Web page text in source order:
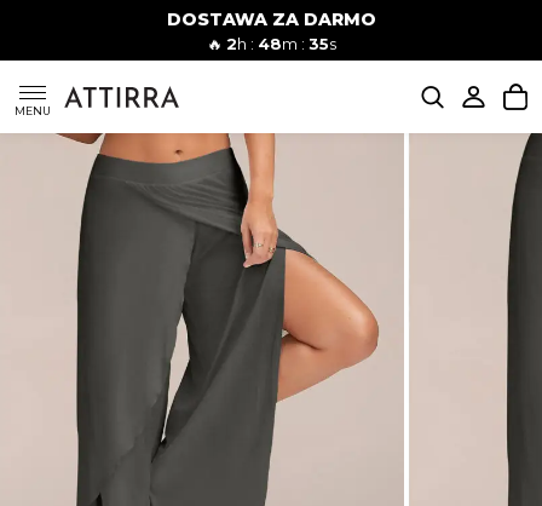
DOSTAWA ZA DARMO
🔥 2h : 48m : 34s
MENU
Mężczyźni
SUKIENKI
KOMPLETY
KOMBINEZONY
STROJE KĄPIELOWE